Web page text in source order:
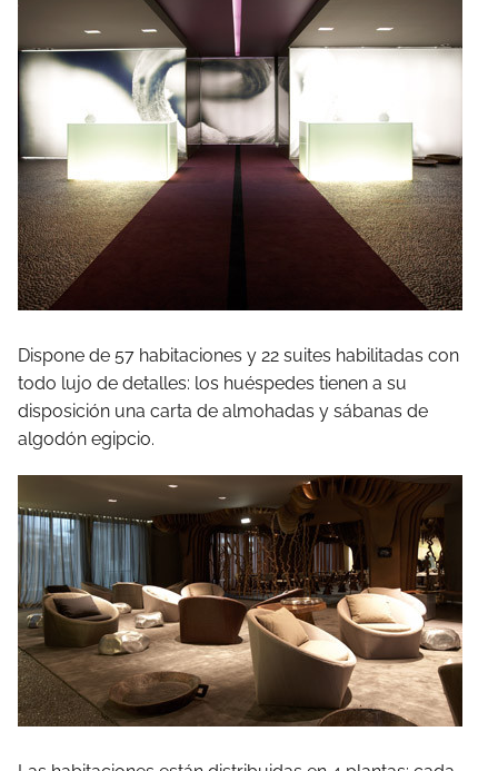
Dispone de 57 habitaciones y 22 suites habilitadas con
todo lujo de detalles: los huéspedes tienen a su
disposición una carta de almohadas y sábanas de
algodón egipcio.